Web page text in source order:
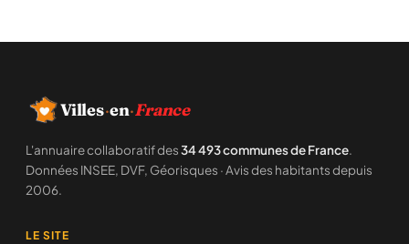
Villes·en·France
L'annuaire collaboratif des34 493 communes de France.
Données INSEE, DVF, Géorisques · Avis des habitants depuis
2006.
LE SITE